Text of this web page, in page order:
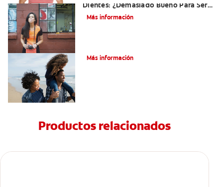
Dientes: ¿Demasiado Bueno Para Ser
Verdad?
Más información
Más información
Productos relacionados